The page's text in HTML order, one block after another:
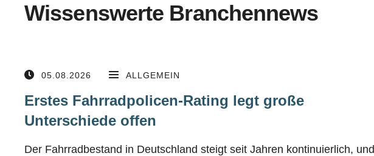
Wissenswerte Branchennews
05.08.2026 ALLGEMEIN
Erstes Fahrradpolicen-Rating legt große
Unterschiede offen
Der Fahrradbestand in Deutschland steigt seit Jahren kontinuierlich, und